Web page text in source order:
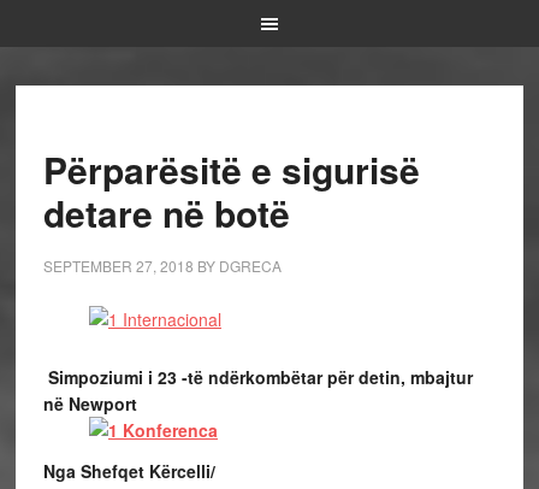
Përparësitë e sigurisë
detare në botë
SEPTEMBER 27, 2018 BY DGRECA
Simpoziumi i 23 -të ndërkombëtar për detin, mbajtur
në Newport
Nga Shefqet Kërcelli/